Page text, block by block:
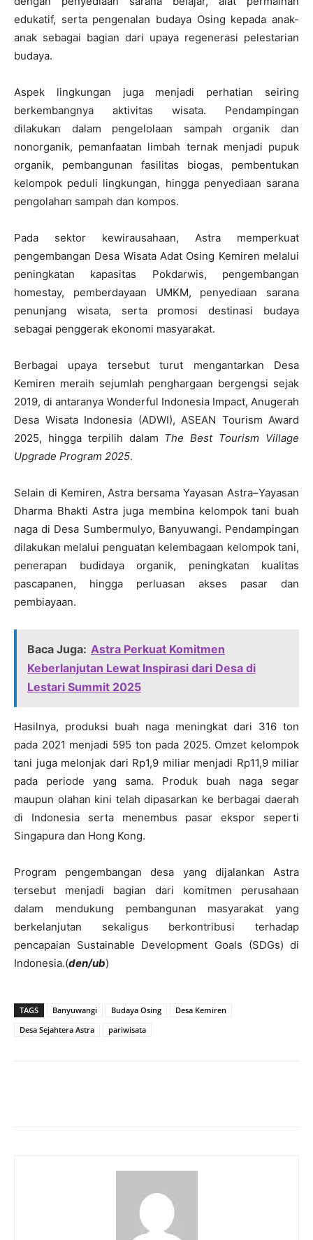
edukatif, serta pengenalan budaya Osing kepada anak-
anak sebagai bagian dari upaya regenerasi pelestarian
budaya.
Aspek lingkungan juga menjadi perhatian seiring
berkembangnya aktivitas wisata. Pendampingan
dilakukan dalam pengelolaan sampah organik dan
nonorganik, pemanfaatan limbah ternak menjadi pupuk
organik, pembangunan fasilitas biogas, pembentukan
kelompok peduli lingkungan, hingga penyediaan sarana
pengolahan sampah dan kompos.
Pada sektor kewirausahaan, Astra memperkuat
pengembangan Desa Wisata Adat Osing Kemiren melalui
peningkatan kapasitas Pokdarwis, pengembangan
homestay, pemberdayaan UMKM, penyediaan sarana
penunjang wisata, serta promosi destinasi budaya
sebagai penggerak ekonomi masyarakat.
Berbagai upaya tersebut turut mengantarkan Desa
Kemiren meraih sejumlah penghargaan bergengsi sejak
2019, di antaranya Wonderful Indonesia Impact, Anugerah
Desa Wisata Indonesia (ADWI), ASEAN Tourism Award
2025, hingga terpilih dalam The Best Tourism Village
Upgrade Program 2025.
Selain di Kemiren, Astra bersama Yayasan Astra–Yayasan
Dharma Bhakti Astra juga membina kelompok tani buah
naga di Desa Sumbermulyo, Banyuwangi. Pendampingan
dilakukan melalui penguatan kelembagaan kelompok tani,
penerapan budidaya organik, peningkatan kualitas
pascapanen, hingga perluasan akses pasar dan
pembiayaan.
Baca Juga: Astra Perkuat Komitmen
Keberlanjutan Lewat Inspirasi dari Desa di
Lestari Summit 2025
Hasilnya, produksi buah naga meningkat dari 316 ton
pada 2021 menjadi 595 ton pada 2025. Omzet kelompok
tani juga melonjak dari Rp1,9 miliar menjadi Rp11,9 miliar
pada periode yang sama. Produk buah naga segar
maupun olahan kini telah dipasarkan ke berbagai daerah
di Indonesia serta menembus pasar ekspor seperti
Singapura dan Hong Kong.
Program pengembangan desa yang dijalankan Astra
tersebut menjadi bagian dari komitmen perusahaan
dalam mendukung pembangunan masyarakat yang
berkelanjutan sekaligus berkontribusi terhadap
pencapaian Sustainable Development Goals (SDGs) di
Indonesia.(den/ub)
TAGS Banyuwangi Budaya Osing
Desa Kemiren
Desa Sejahtera Astra
pariwisata